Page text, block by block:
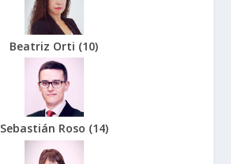
Beatriz Orti (10)
Sebastián Roso (14)